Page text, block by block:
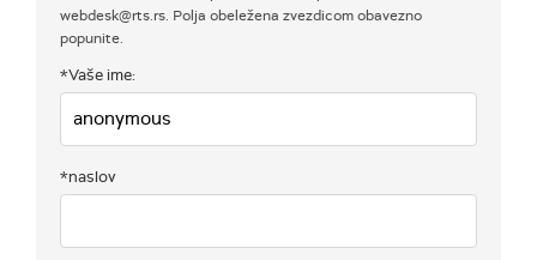
webdesk@rts.rs. Polja obeležena zvezdicom obavezno
popunite.
*Vaše ime:
*naslov